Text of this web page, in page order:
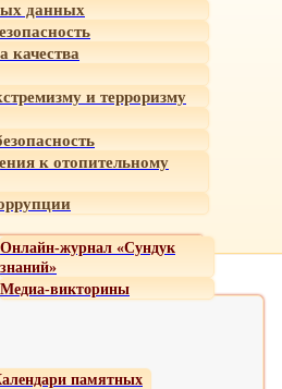
данных
качества
и терроризму
к отопительному
Онлайн-журнал «Сундук
знаний»
Медиа-викторины
памятных